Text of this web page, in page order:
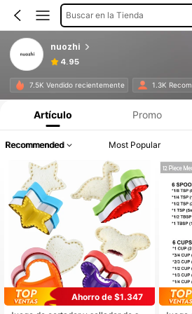
Buscar en la Tienda
nuozhi
4.95
7.5K Vendido recientemente 1.3K
Artículo Promo
Recommended Most Popular
Ahorro de $1.347